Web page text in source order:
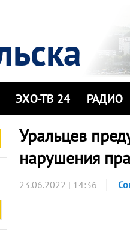
ЭХО-ТВ 24 РАДИО
Уральцев
нарушения
23.06.2022 | 14:36